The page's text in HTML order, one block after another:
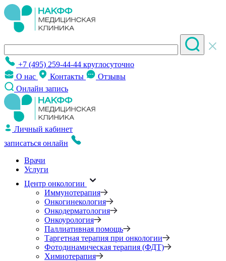
+7 (495) 259-44-44 круглосуточно
О нас
Контакты
Отзывы
Онлайн запись
Личный кабинет
записаться онлайн
Врачи
Услуги
Центр онкологии
Иммунотерапия
Онкогинекология
Онкодерматология
Онкоурология
Паллиативная помощь
Таргетная терапия при онкологии
Фотодинамическая терапия (ФДТ)
Химиотерапия